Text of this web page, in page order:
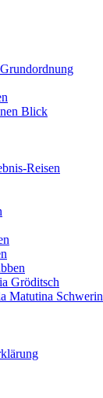
Blick
Reisen
Gröditsch
Matutina Schwerin